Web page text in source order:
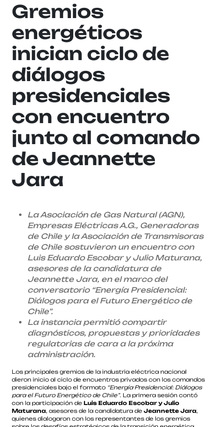
Gremios
energéticos
inician ciclo de
diálogos
presidenciales
con encuentro
junto al comando
de Jeannette
Jara
La Asociación de Gas Natural (AGN),
Empresas Eléctricas A.G., Generadoras
de Chile y la Asociación de Transmisoras
de Chile sostuvieron un encuentro con
Luis Eduardo Escobar y Julio Maturana,
asesores de la candidatura de
Jeannette Jara, en el marco del
conversatorio “Energía Presidencial:
Diálogos para el Futuro Energético de
Chile”.
La instancia permitió compartir
diagnósticos, propuestas y prioridades
regulatorias de cara a la próxima
administración.
Los principales gremios de la industria eléctrica nacional
dieron inicio al ciclo de encuentros privados con los comandos
presidenciales bajo el formato “Energía Presidencial: Diálogos
para el Futuro Energético de Chile”. La primera sesión contó
con la participación de Luis Eduardo Escobar y Julio
Maturana, asesores de la candidatura de Jeannette Jara,
quienes dialogaron con los representantes de los gremios